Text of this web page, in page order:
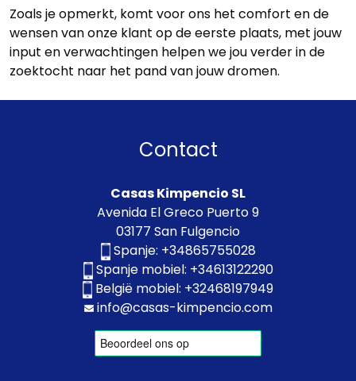
Zoals je opmerkt, komt voor ons het comfort en de
wensen van onze klant op de eerste plaats, met jouw
input en verwachtingen helpen we jou verder in de
zoektocht naar het pand van jouw dromen.
Contact
Casas Kimpencio SL
Avenida El Greco Puerto 9
03177 San Fulgencio
Spanje: +34865755028
Spanje mobiel: +34613122290
België mobiel: +32468197949
info@casas-kimpencio.com